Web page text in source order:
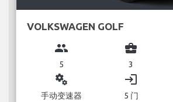
VOLKSWAGEN GOLF
group
5
business_center
3
miscellaneous_services
手动变速器
login
5 门